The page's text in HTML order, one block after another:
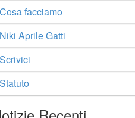
Cosa facciamo
Niki Aprile Gatti
Scrivici
Statuto